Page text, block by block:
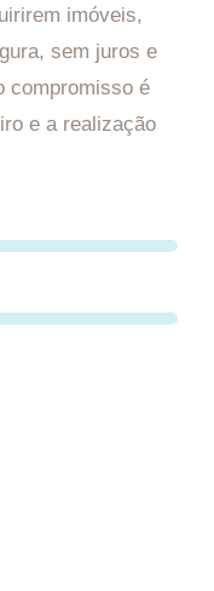
imóveis,
sem juros e
compromisso é
e a realização